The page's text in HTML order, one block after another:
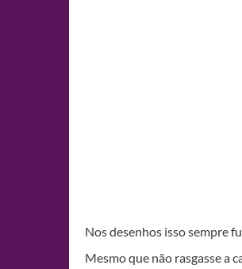
Nos desenhos isso sempre
Mesmo que não rasgasse a